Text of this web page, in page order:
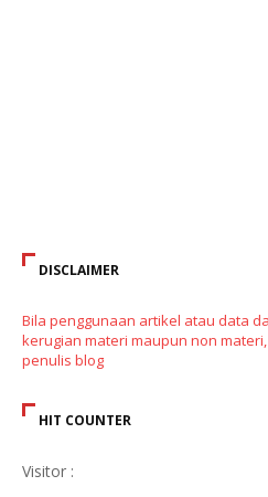
DISCLAIMER
Bila penggunaan artikel atau data
kerugian materi maupun non
penulis blog
HIT COUNTER
Visitor :